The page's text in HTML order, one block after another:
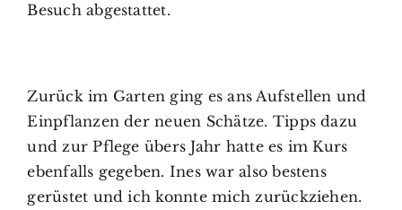
Besuch abgestattet.
Zurück im Garten ging es ans Aufstellen und
Einpflanzen der neuen Schätze. Tipps dazu
und zur Pflege übers Jahr hatte es im Kurs
ebenfalls gegeben. Ines war also bestens
gerüstet und ich konnte mich zurückziehen.